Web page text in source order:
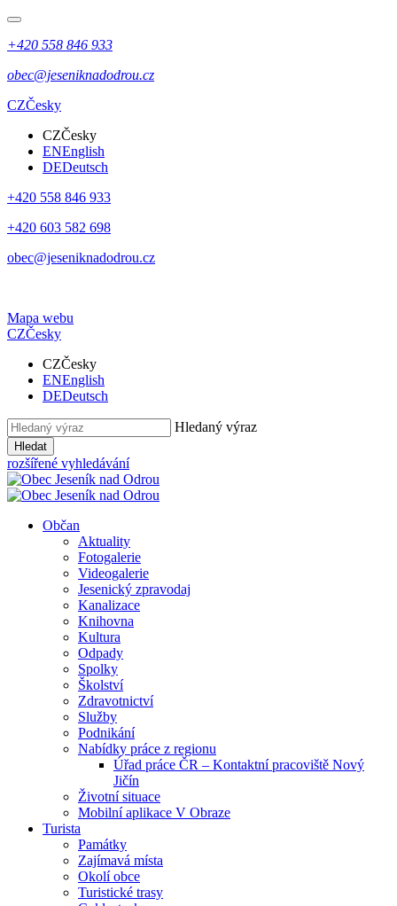
+420 558 846 933
obec@jeseniknadodrou.cz
CZČesky
CZČesky
ENEnglish
DEDeutsch
+420 558 846 933
+420 603 582 698
obec@jeseniknadodrou.cz
Mapa webu
CZČesky
CZČesky
ENEnglish
DEDeutsch
Hledaný výraz
Hledat
rozšířené vyhledávání
Občan
Aktuality
Fotogalerie
Videogalerie
Jesenický zpravodaj
Kanalizace
Knihovna
Kultura
Odpady
Spolky
Školství
Zdravotnictví
Služby
Podnikání
Nabídky práce z regionu
Úřad práce ČR – Kontaktní pracoviště Nový
Jičín
Životní situace
Mobilní aplikace V Obraze
Turista
Památky
Zajímavá místa
Okolí obce
Turistické trasy